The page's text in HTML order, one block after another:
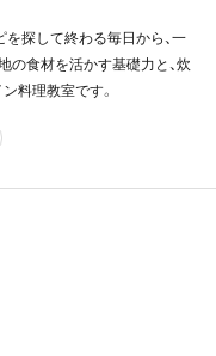
を探して終わる毎日から、一
の食材を活かす基礎力と、炊
料理教室です。